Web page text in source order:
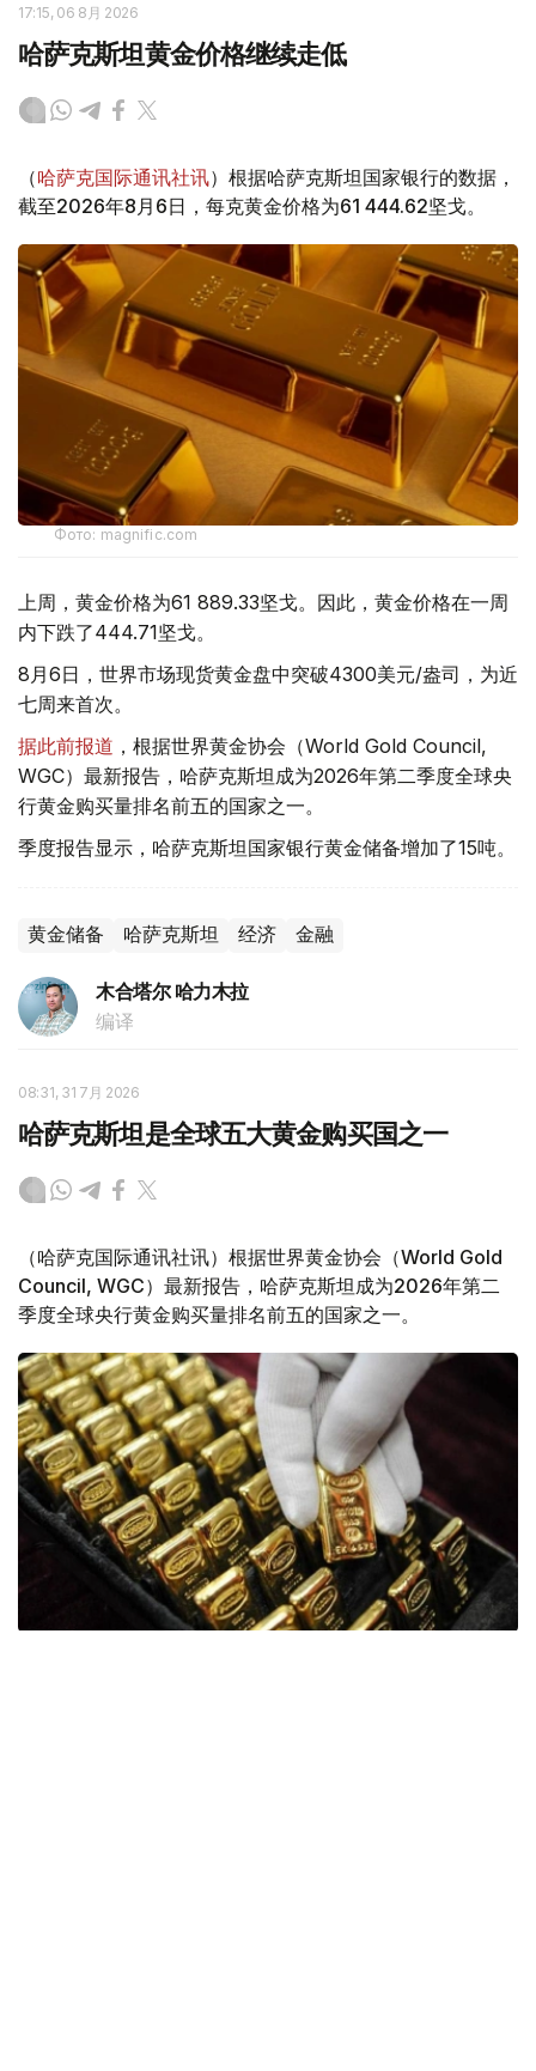
17:15, 06 8月 2026
哈萨克斯坦黄金价格继续走低
（哈萨克国际通讯社讯）根据哈萨克斯坦国家银行的数据，
截至2026年8月6日，每克黄金价格为61 444.62坚戈。
Фото: magnific.com
上周，黄金价格为61 889.33坚戈。因此，黄金价格在一周
内下跌了444.71坚戈。
8月6日，世界市场现货黄金盘中突破4300美元/盎司，为近
七周来首次。
据此前报道 ，根据世界黄金协会（World Gold Council,
WGC）最新报告，哈萨克斯坦成为2026年第二季度全球央
行黄金购买量排名前五的国家之一。
季度报告显示，哈萨克斯坦国家银行黄金储备增加了15吨。
黄金储备 哈萨克斯坦 经济 金融
木合塔尔 哈力木拉
编译
08:31, 31 7月 2026
哈萨克斯坦是全球五大黄金购买国之一
（哈萨克国际通讯社讯）根据世界黄金协会（World Gold
Council, WGC）最新报告，哈萨克斯坦成为2026年第二
季度全球央行黄金购买量排名前五的国家之一。